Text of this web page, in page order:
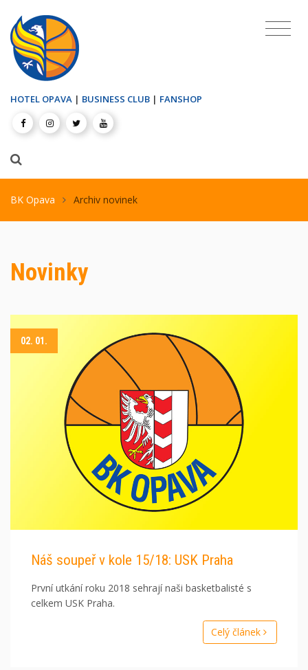
HOTEL OPAVA | BUSINESS CLUB | FANSHOP
BK Opava Archiv novinek
Novinky
02. 01.
Náš soupeř v kole 15/18: USK Praha
První utkání roku 2018 sehrají naši basketbalisté s
celkem USK Praha.
Celý článek